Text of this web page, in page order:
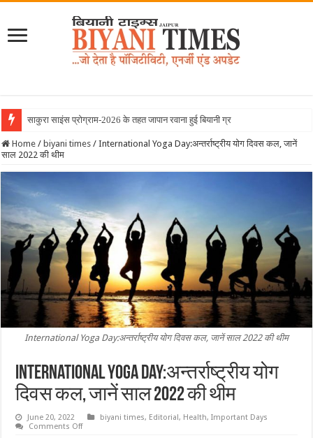
साकुरा साइंस प्रोग्राम-2026 के तहत जापान रवाना हुई बियानी ग्रुप ऑफ कॉलेजेज की छा
Home / biyani times / International Yoga Day:अन्तर्राष्ट्रीय योग दिवस कल, जानें
साल 2022 की थीम
International Yoga Day:अन्तर्राष्ट्रीय योग दिवस कल, जानें साल 2022 की थीम
International Yoga Day:अन्तर्राष्ट्रीय योग
दिवस कल, जानें साल 2022 की थीम
June 20, 2022 biyani times, Editorial, Health,Important Days
Comments Offon